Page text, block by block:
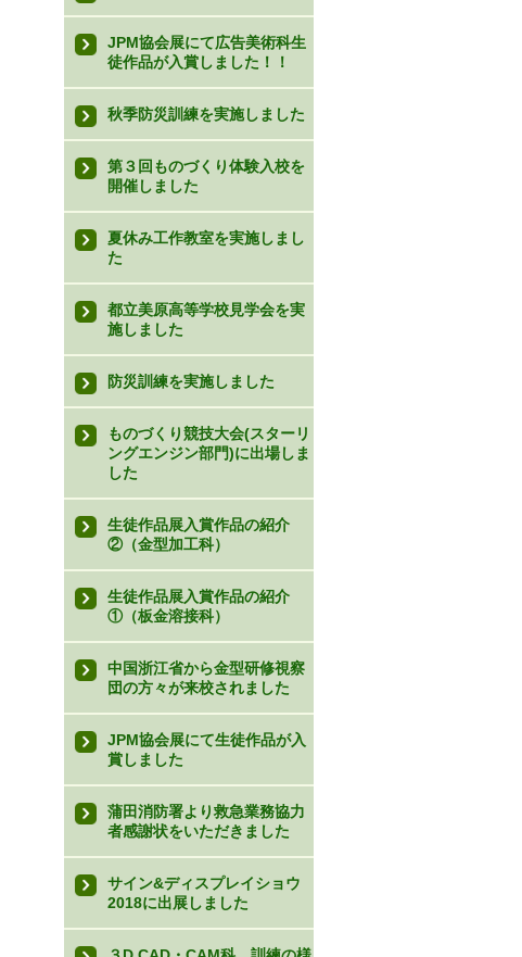
JPM協会展にて広告美術科生
徒作品が入賞しました！！
秋季防災訓練を実施しました
第３回ものづくり体験入校を
開催しました
夏休み工作教室を実施しまし
た
都立美原高等学校見学会を実
施しました
防災訓練を実施しました
ものづくり競技大会(スターリ
ングエンジン部門)に出場しま
した
生徒作品展入賞作品の紹介
②（金型加工科）
生徒作品展入賞作品の紹介
①（板金溶接科）
中国浙江省から金型研修視察
団の方々が来校されました
JPM協会展にて生徒作品が入
賞しました
蒲田消防署より救急業務協力
者感謝状をいただきました
サイン&ディスプレイショウ
2018に出展しました